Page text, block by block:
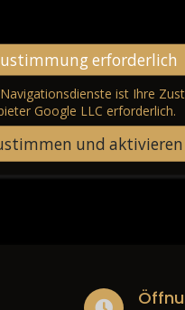
erforderlich
ist Ihre
Google LLC erforderlich.
und aktivieren